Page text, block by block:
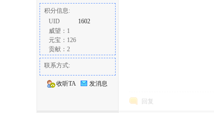
大
积分信息:
UID
1602
威望：1
元宝：126
贡献：2
联系方式:
收听TA 发消息
回复